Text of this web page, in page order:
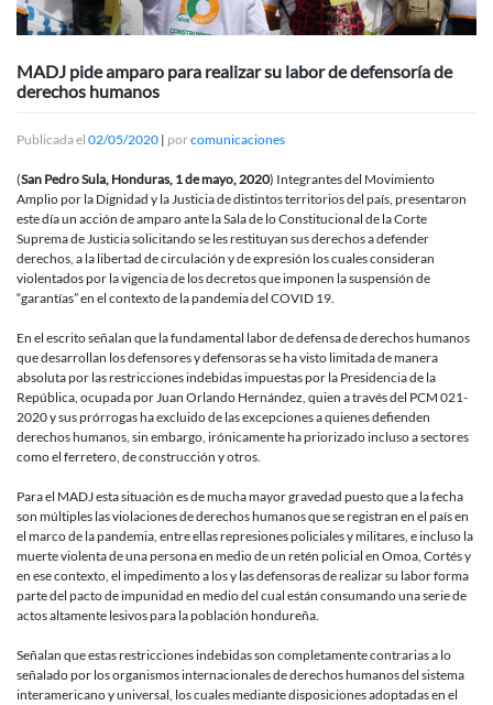
MADJ pide amparo para realizar su labor de defensoría de
derechos humanos
Publicada el 02/05/2020 | porcomunicaciones
(San Pedro Sula, Honduras, 1 de mayo, 2020) Integrantes del Movimiento
Amplio por la Dignidad y la Justicia de distintos territorios del país, presentaron
este día un acción de amparo ante la Sala de lo Constitucional de la Corte
Suprema de Justicia solicitando se les restituyan sus derechos a defender
derechos, a la libertad de circulación y de expresión los cuales consideran
violentados por la vigencia de los decretos que imponen la suspensión de
“garantías” en el contexto de la pandemia del COVID 19.
En el escrito señalan que la fundamental labor de defensa de derechos humanos
que desarrollan los defensores y defensoras se ha visto limitada de manera
absoluta por las restricciones indebidas impuestas por la Presidencia de la
República, ocupada por Juan Orlando Hernández, quien a través del PCM 021-
2020 y sus prórrogas ha excluido de las excepciones a quienes defienden
derechos humanos, sin embargo, irónicamente ha priorizado incluso a sectores
como el ferretero, de construcción y otros.
Para el MADJ esta situación es de mucha mayor gravedad puesto que a la fecha
son múltiples las violaciones de derechos humanos que se registran en el país en
el marco de la pandemia, entre ellas represiones policiales y militares, e incluso la
muerte violenta de una persona en medio de un retén policial en Omoa, Cortés y
en ese contexto, el impedimento a los y las defensoras de realizar su labor forma
parte del pacto de impunidad en medio del cual están consumando una serie de
actos altamente lesivos para la población hondureña.
Señalan que estas restricciones indebidas son completamente contrarias a lo
señalado por los organismos internacionales de derechos humanos del sistema
interamericano y universal, los cuales mediante disposiciones adoptadas en el